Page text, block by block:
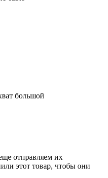
большой
отправляем их
этот товар, чтобы они